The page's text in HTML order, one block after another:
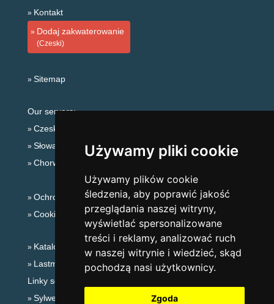
Używamy pliki cookie
Używamy plików cookie
śledzenia, aby poprawić jakość
przeglądania naszej witryny,
wyświetlać spersonalizowane
treści i reklamy, analizować ruch
w naszej witrynie i wiedzieć, skąd
pochodzą nasi użytkownicy.
Zgoda
Kontakt
Dodaj zakwaterowanie
(Czeski)
Sitemap
Our servers:
Czeskie Góry
Słowackie góry
Chorwacja
Ochrona prywatności
Cookies
Katalog zakwaterowania
Lastminute Góry Orlickie
Linky sezonowe:
Sylwester Góry Orlickie